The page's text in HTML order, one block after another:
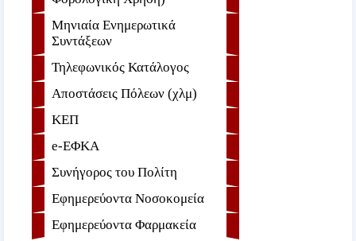
Μηνιαία Ενημερωτικά
Συντάξεων
Τηλεφωνικός Κατάλογος
Αποστάσεις Πόλεων (χλμ)
ΚΕΠ
e-ΕΦKA
Συνήγορος του Πολίτη
Εφημερεύοντα Νοσοκομεία
Εφημερεύοντα Φαρμακεία